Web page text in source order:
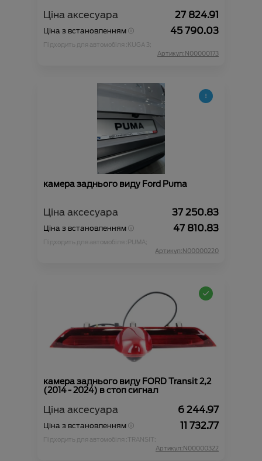
Ціна аксесуара 27 824.91
Ціна з встановленням 45 790.03
Підходить для автомобіля :KUGA 3;
Артикул:N00000173
камера заднього виду Ford Puma
Ціна аксесуара 37 250.83
Ціна з встановленням 47 810.83
Підходить для автомобіля :PUMA;
Артикул:N00000220
камера заднього виду FORD Transit 2,2
(2014 - 2024) в стоп сигнал
Ціна аксесуара 6 244.97
Ціна з встановленням 11 732.77
Підходить для автомобіля :TRANSIT;
Артикул:N00000322